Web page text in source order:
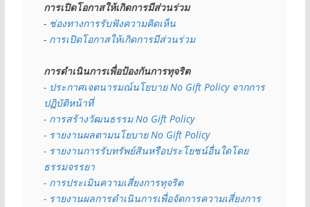
การเปิดโอกาสให้เกิดการมีส่วนร่วม
- ช่องทางการรับฟังความคิดเห็น
- การเปิดโอกาสให้เกิดการมีส่วนร่วม
การดำเนินการเพื่อป้องกันการทุจริต
- ประกาศเจตนารมณ์นโยบาย No Gift Policy จากการ
ปฏิบัติหน้าที่
- การสร้างวัฒนธรรม No Gift Policy
- รายงานผลตามนโยบาย No Gift Policy
- รายงานการรับทรัพย์สินหรือประโยชน์อื่นใดโดย
ธรรมจรรยา
- การประเมินความเสี่ยงการทุจริต
- รายงานผลการดำเนินการเพื่อจัดการความเสี่ยงการ